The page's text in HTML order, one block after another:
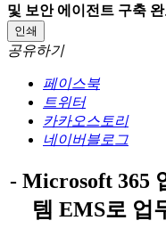
및 보안 에이전트 구축 완
인쇄
공유하기
페이스북
트위터
카카오스토리
네이버블로그
- Microsoft 365
템 EMS로 업